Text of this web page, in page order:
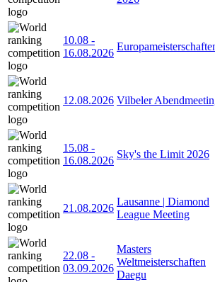
10.08 -
16.08.2026
12.08.2026 Vilbeler
15.08 -
16.08.2026
Sky's the Limit 2026
21.08.2026
Lausanne | Diamond
League Meeting
22.08 -
03.09.2026
Masters
Weltmeisterschaften
Daegu